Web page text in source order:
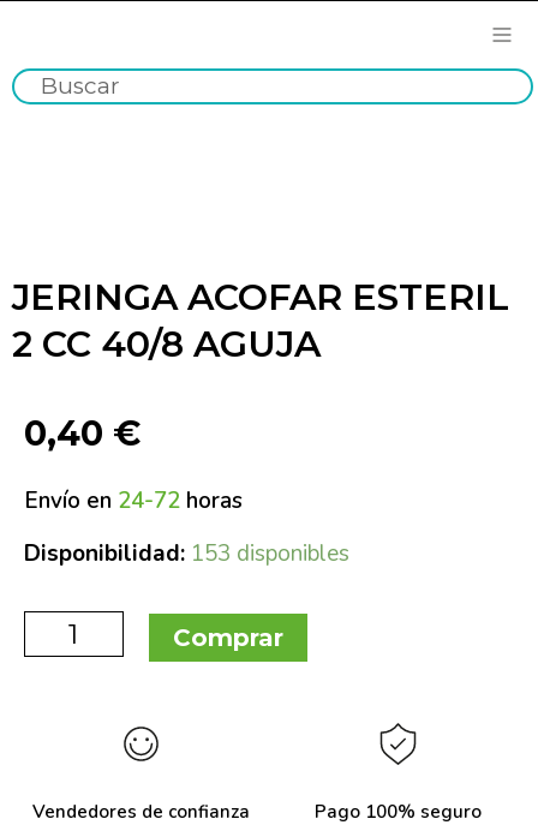
JERINGA ACOFAR ESTERIL
2 CC 40/8 AGUJA
0,40 €
Envío en 24-72 horas
Disponibilidad: 153 disponibles
Comprar
Vendedores de confianza Pago 100% seguro